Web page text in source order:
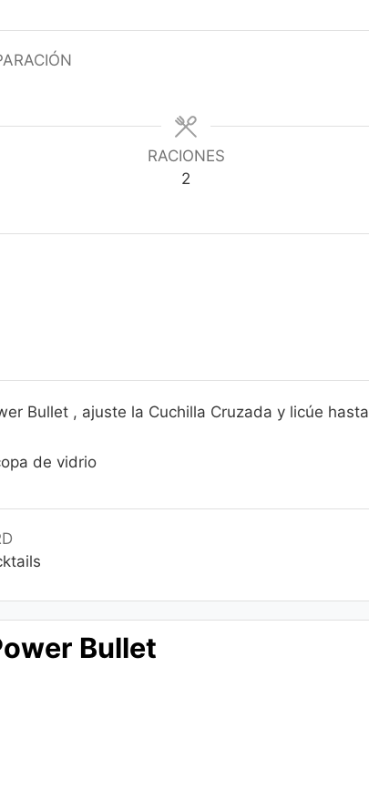
RACIONES
2
Bullet , ajuste la Cuchilla Cruzada y licúe hasta
de vidrio
Bullet